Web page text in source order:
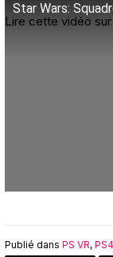
Star Wars:
Lire cette vidéo sur
Publié dans PS VR, PS4